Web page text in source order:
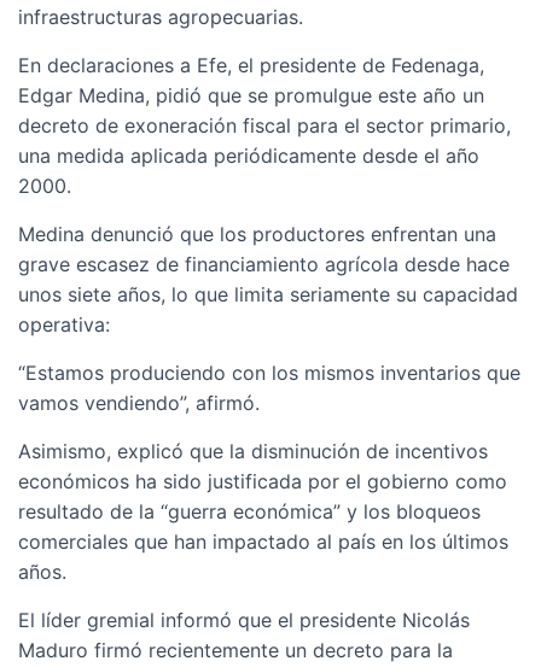
infraestructuras agropecuarias.
En declaraciones a Efe, el presidente de Fedenaga,
Edgar Medina, pidió que se promulgue este año un
decreto de exoneración fiscal para el sector primario,
una medida aplicada periódicamente desde el año
2000.
Medina denunció que los productores enfrentan una
grave escasez de financiamiento agrícola desde hace
unos siete años, lo que limita seriamente su capacidad
operativa:
“Estamos produciendo con los mismos inventarios que
vamos vendiendo”, afirmó.
Asimismo, explicó que la disminución de incentivos
económicos ha sido justificada por el gobierno como
resultado de la “guerra económica” y los bloqueos
comerciales que han impactado al país en los últimos
años.
El líder gremial informó que el presidente Nicolás
Maduro firmó recientemente un decreto para la